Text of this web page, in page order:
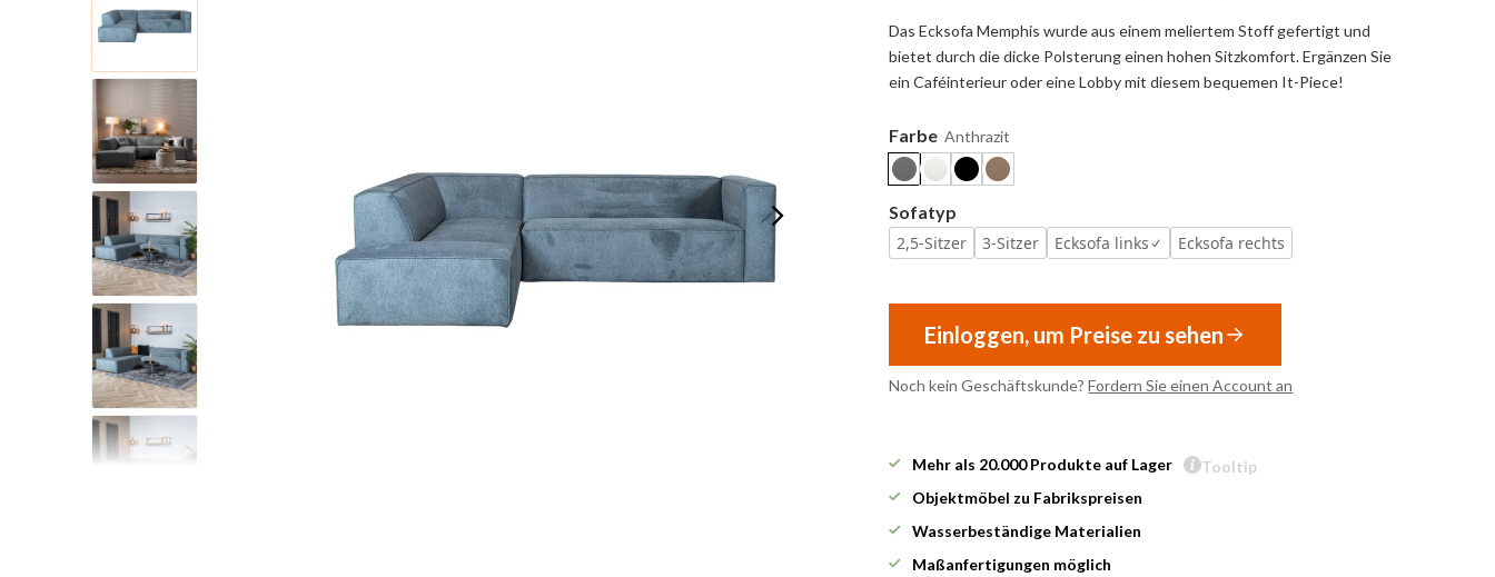
Das Ecksofa Memphis wurde aus einem meliertem Stoff gefertigt und
bietet durch die dicke Polsterung einen hohen Sitzkomfort. Ergänzen Sie
ein Caféinterieur oder eine Lobby mit diesem bequemen It-Piece!
Farbe Anthrazit
Sofatyp
2,5-Sitzer
3-Sitzer Ecksofa links Ecksofa rechts
Einloggen, um Preise zu sehen
Noch kein Geschäftskunde?Fordern Sie einen Account an
Mehr als 20.000 Produkte auf Lager
Tooltip
Objektmöbel zu Fabrikspreisen
Wasserbeständige Materialien
Maßanfertigungen möglich